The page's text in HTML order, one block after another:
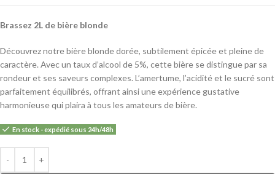
Brassez 2L de bière blonde
Découvrez notre bière blonde dorée, subtilement épicée et pleine de
caractère. Avec un taux d’alcool de 5%, cette bière se distingue par sa
rondeur et ses saveurs complexes. L’amertume, l’acidité et le sucré sont
parfaitement équilibrés, offrant ainsi une expérience gustative
harmonieuse qui plaira à tous les amateurs de bière.
En stock - expédié sous 24h/48h